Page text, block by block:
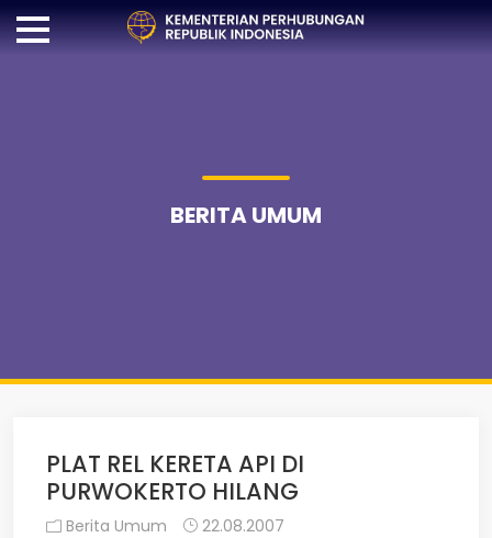
BERITA UMUM
PLAT REL KERETA API DI
PURWOKERTO HILANG
Berita Umum
22.08.2007